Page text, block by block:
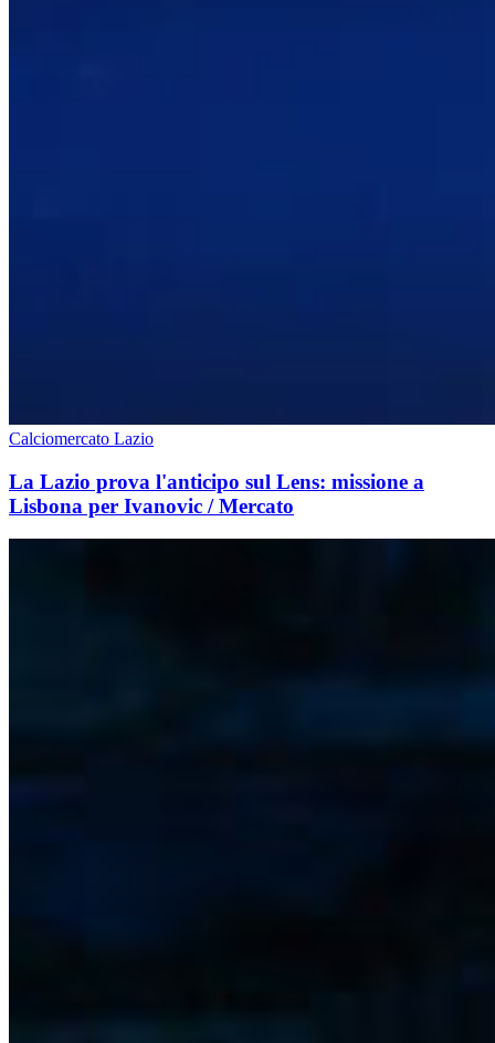
Calciomercato Lazio
La Lazio prova l'anticipo sul Lens: missione a
Lisbona per Ivanovic / Mercato